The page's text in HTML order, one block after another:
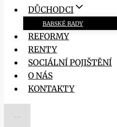
DŮCHODCI
BABSKÉ RADY
REFORMY
RENTY
SOCIÁLNÍ POJIŠTĚNÍ
O NÁS
KONTAKTY